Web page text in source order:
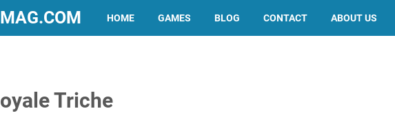
HOME GAMES BLOG CONTACT ABOUT US
Triche